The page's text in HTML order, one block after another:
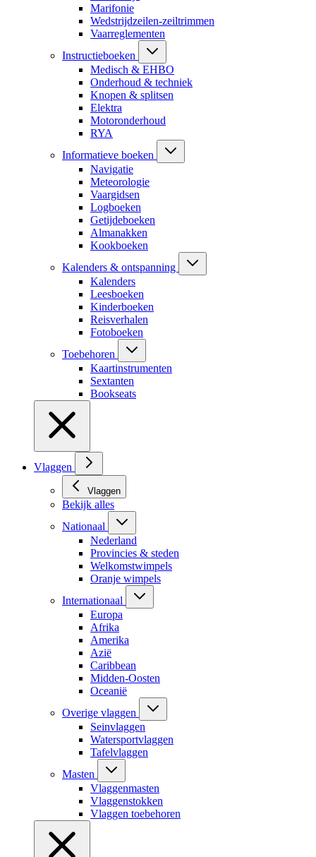
Marifonie
Wedstrijdzeilen-zeiltrimmen
Vaarreglementen
Instructieboeken
Medisch & EHBO
Onderhoud & techniek
Knopen & splitsen
Elektra
Motoronderhoud
RYA
Informatieve boeken
Navigatie
Meteorologie
Vaargidsen
Logboeken
Getijdeboeken
Almanakken
Kookboeken
Kalenders & ontspanning
Kalenders
Leesboeken
Kinderboeken
Reisverhalen
Fotoboeken
Toebehoren
Kaartinstrumenten
Sextanten
Bookseats
Vlaggen
Vlaggen
Bekijk alles
Nationaal
Nederland
Provincies & steden
Welkomstwimpels
Oranje wimpels
Internationaal
Europa
Afrika
Amerika
Azië
Caribbean
Midden-Oosten
Oceanië
Overige vlaggen
Seinvlaggen
Watersportvlaggen
Tafelvlaggen
Masten
Vlaggenmasten
Vlaggenstokken
Vlaggen toebehoren